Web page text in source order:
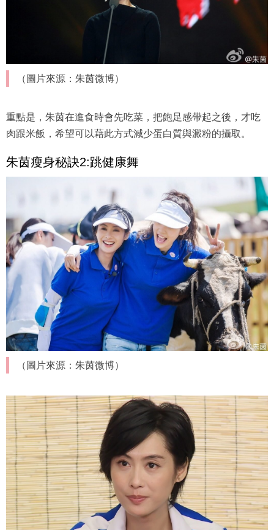
（圖片來源：朱茵微博）
重點是，朱茵在進食時會先吃菜，把飽足感帶起之後，才吃
肉跟米飯，希望可以藉此方式減少蛋白質與澱粉的攝取。
朱茵瘦身秘訣2:跳健康舞
（圖片來源：朱茵微博）